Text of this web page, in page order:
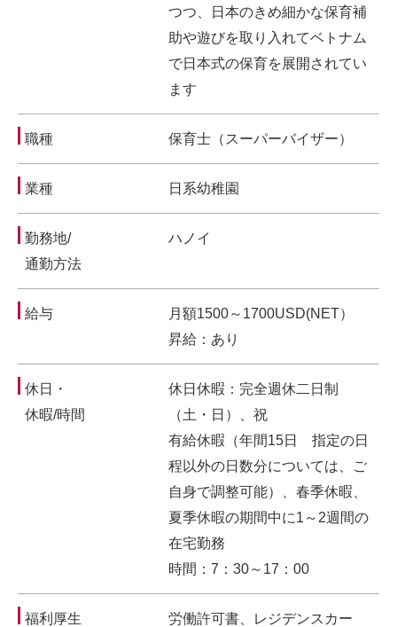
つつ、日本のきめ細かな保育補
助や遊びを取り入れてベトナム
で日本式の保育を展開されてい
ます
職種 保育士（スーパーバイザー）
業種 日系幼稚園
勤務地/
通勤方法
ハノイ
給与
月額1500～1700USD(NET）
昇給：あり
休日・
休暇/時間
休日休暇：完全週休二日制
（土・日）、祝
有給休暇（年間15日 指定の日
程以外の日数分については、ご
自身で調整可能）、春季休暇、
夏季休暇の期間中に1～2週間の
在宅勤務
時間：7：30～17：00
福利厚生
労働許可書、レジデンスカー